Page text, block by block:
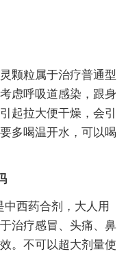
颗粒属于治疗普通型
虑呼吸道感染，跟身
起拉大便干燥，会引
多喝温开水，可以喝
中西药合剂，大人用
治疗感冒、头痛、鼻
。不可以超大剂量使